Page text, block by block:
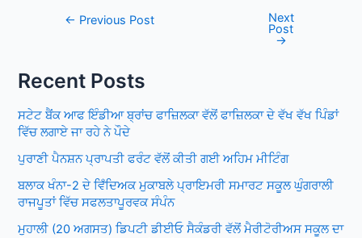
Post← Previous Post Next
Post
→
Recent Posts
ਸਟੇਟ ਬੈਂਕ ਆਫ ਇੰਡੀਆ ਬ੍ਰਾਂਚ ਫਾਜ਼ਿਲਕਾ ਵੱਲੋਂ ਫਾਜ਼ਿਲਕਾ ਦੇ ਵੱਖ ਵੱਖ ਪਿੰਡਾਂ
ਵਿੱਚ ਲਗਾਏ ਜਾ ਰਹੇ ਨੇ ਪੌਦੇ
ਪੁਰਾਣੀ ਪੈਨਸ਼ਨ ਪ੍ਰਾਪਤੀ ਫਰੰਟ ਵੱਲੋਂ ਕੀਤੀ ਗਈ ਅਹਿਮ ਮੀਟਿੰਗ
ਬਲਾਕ ਖੰਨਾ-2 ਦੇ ਵਿਁਦਿਅਕ ਮੁਕਾਬਲੇ ਪ੍ਰਾਇਮਰੀ ਸਮਾਰਟ ਸਕੂਲ ਘੁੰਗਰਾਲੀ
ਰਾਜਪੂਤਾਂ ਵਿੱਚ ਸਫਲਤਾਪੂਰਵਕ ਸੰਪੰਨ
ਮੁਹਾਲੀ (20 ਅਗਸਤ) ਡਿਪਟੀ ਡੀਈਓ ਸੈਕੰਡਰੀ ਵੱਲੋਂ ਮੈਰੀਟੋਰੀਅਸ ਸਕੂਲ ਦਾ